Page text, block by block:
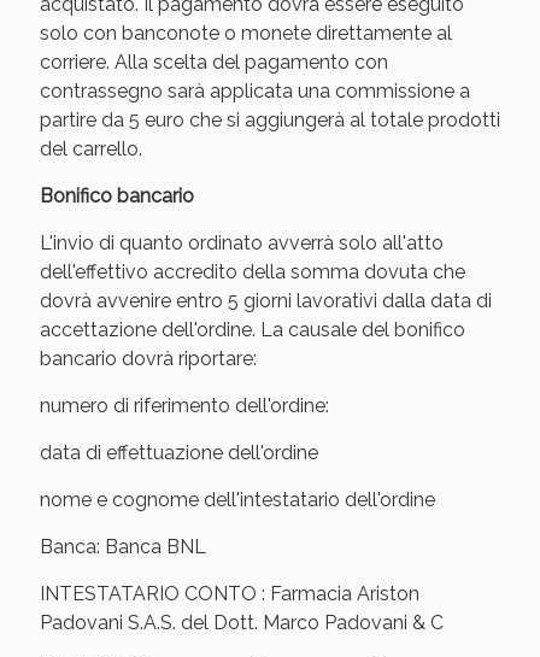
solo con banconote o monete direttamente al
corriere. Alla scelta del pagamento con
contrassegno sarà applicata una commissione a
partire da 5 euro che si aggiungerà al totale prodotti
del carrello.
Bonifico bancario
L'invio di quanto ordinato avverrà solo all'atto
dell'effettivo accredito della somma dovuta che
dovrà avvenire entro 5 giorni lavorativi dalla data di
accettazione dell'ordine. La causale del bonifico
bancario dovrà riportare:
numero di riferimento dell'ordine:
data di effettuazione dell'ordine
nome e cognome dell'intestatario dell'ordine
Banca: Banca BNL
INTESTATARIO CONTO : Farmacia Ariston
Padovani S.A.S. del Dott. Marco Padovani & C